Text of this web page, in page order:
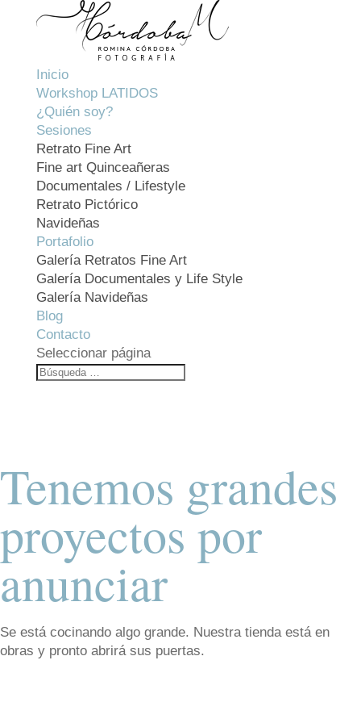
Inicio
Workshop LATIDOS
¿Quién soy?
Sesiones
Retrato Fine Art
Fine art Quinceañeras
Documentales / Lifestyle
Retrato Pictórico
Navideñas
Portafolio
Galería Retratos Fine Art
Galería Documentales y Life Style
Galería Navideñas
Blog
Contacto
Seleccionar página
Tenemos grandes
proyectos por
anunciar
Se está cocinando algo grande. Nuestra tienda está en
obras y pronto abrirá sus puertas.